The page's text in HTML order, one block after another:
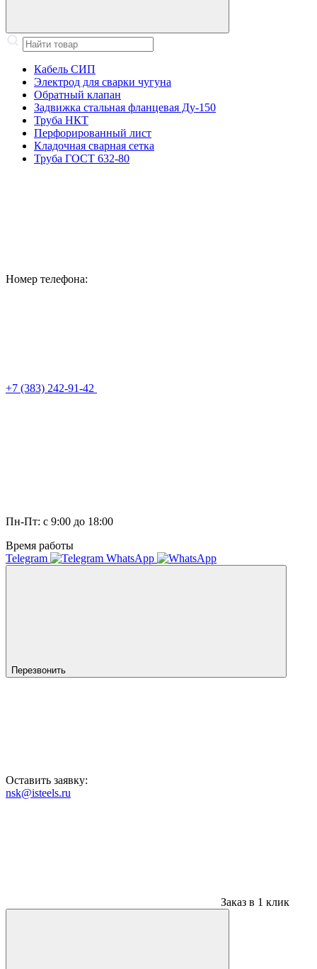
Кабель СИП
Электрод для сварки чугуна
Обратный клапан
Задвижка стальная фланцевая Ду-150
Труба НКТ
Перфорированный лист
Кладочная сварная сетка
Труба ГОСТ 632-80
Номер телефона:
+7 (383) 242-91-42
Пн-Пт: с 9:00 до 18:00
Время работы
Telegram
WhatsApp
Перезвонить
Оставить заявку:
nsk@isteels.ru
Заказ в 1 клик